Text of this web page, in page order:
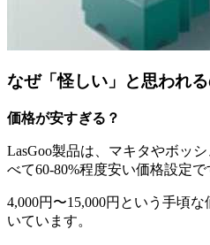
なぜ「怪しい」と思われる
価格が安すぎる？
LasGoo製品は、マキタやボッ
べて60-80%程度安い価格設定で
4,000円〜15,000円という手頃
いています。